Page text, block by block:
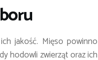
jakość. Mięso powinno
hodowli zwierząt oraz ich